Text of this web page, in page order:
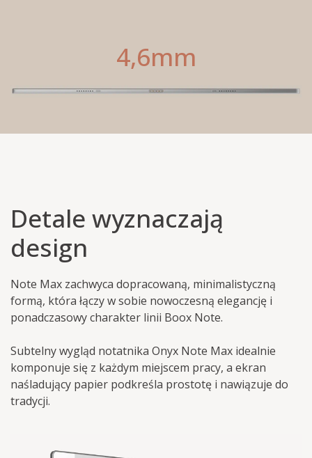
4,6mm
Detale wyznaczają
design
Note Max zachwyca dopracowaną, minimalistyczną
formą, która łączy w sobie nowoczesną elegancję i
ponadczasowy charakter linii Boox Note.
Subtelny wygląd notatnika Onyx Note Max idealnie
komponuje się z każdym miejscem pracy, a ekran
naśladujący papier podkreśla prostotę i nawiązuje do
tradycji.